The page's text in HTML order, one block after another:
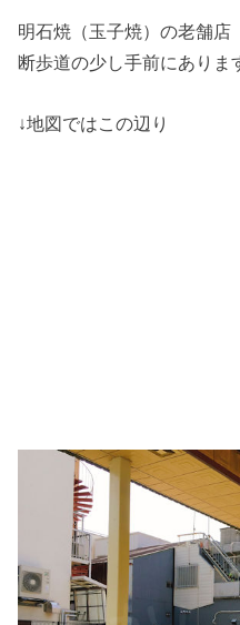
明石焼（玉子焼）の老舗店
断歩道の少し手前にありま
↓地図ではこの辺り